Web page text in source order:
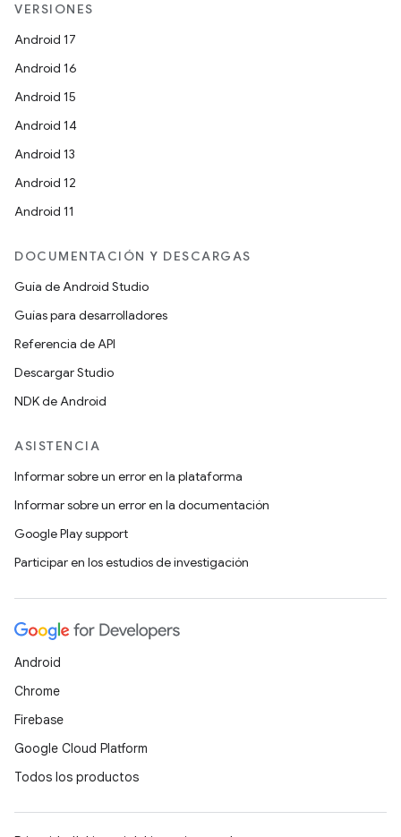
VERSIONES
Android 17
Android 16
Android 15
Android 14
Android 13
Android 12
Android 11
DOCUMENTACIÓN Y DESCARGAS
Guía de Android Studio
Guías para desarrolladores
Referencia de API
Descargar Studio
NDK de Android
ASISTENCIA
Informar sobre un error en la plataforma
Informar sobre un error en la documentación
Google Play support
Participar en los estudios de investigación
Android
Chrome
Firebase
Google Cloud Platform
Todos los productos